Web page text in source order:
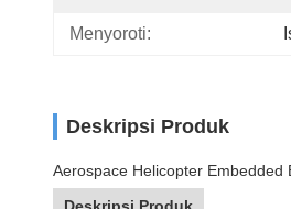
Menyoroti:
Deskripsi Produk
Aerospace Helicopter